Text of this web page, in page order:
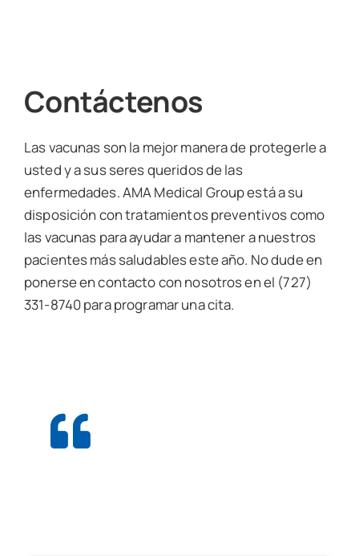
Contáctenos
Las vacunas son la mejor manera de protegerle a
usted y a sus seres queridos de las
enfermedades. AMA Medical Group está a su
disposición con tratamientos preventivos como
las vacunas para ayudar a mantener a nuestros
pacientes más saludables este año. No dude en
ponerse en contacto con nosotros en el (727)
331-8740 para programar una cita.